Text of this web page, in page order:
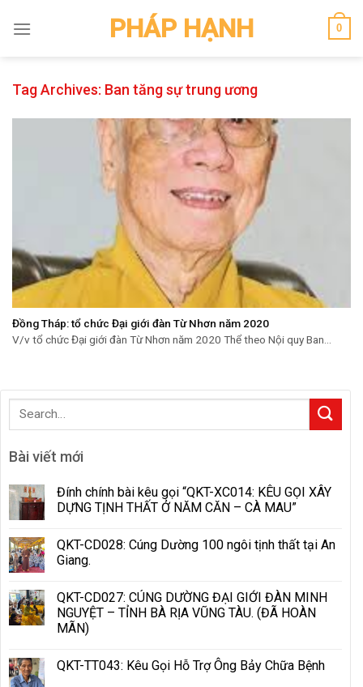
PHÁP HẠNH 0
Tag Archives: Ban tăng sự trung ương
Đồng Tháp: tổ chức Đại giới đàn Từ Nhơn năm 2020
V/v tổ chức Đại giới đàn Từ Nhơn năm 2020 Thể theo Nội quy Ban...
Bài viết mới
Đính chính bài kêu gọi “QKT-XC014: KÊU GỌI XÂY
DỰNG TỊNH THẤT Ở NĂM CĂN – CÀ MAU”
QKT-CD028: Cúng Dường 100 ngôi tịnh thất tại An
Giang.
QKT-CD027: CÚNG DƯỜNG ĐẠI GIỚI ĐÀN MINH
NGUYỆT – TỈNH BÀ RỊA VŨNG TÀU. (ĐÃ HOÀN
MÃN)
QKT-TT043: Kêu Gọi Hỗ Trợ Ông Bảy Chữa Bệnh